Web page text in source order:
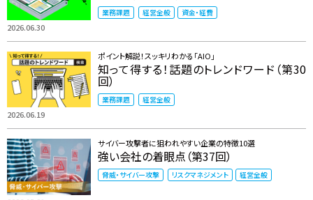
2026.06.30
業務課題 経営全般 資金・経費
2026.06.19
ポイント解説！スッキリわかる「AIO」
知って得する！話題のトレンドワード（第30
回）
業務課題 経営全般
サイバー攻撃者に狙われやすい企業の特徴10選
強い会社の着眼点（第37回）
脅威・サイバー攻撃 リスクマネジメント 経営全般